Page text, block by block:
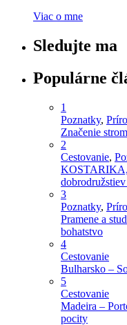
Viac o mne
Sledujte ma
Populárne
1
Poznatky,
Značenie
2
Cestovanie,
KOSTARIKA,
3
Poznatky,
Pramene a
bohatstvo
4
Cestovanie
Bulharsko –
5
Cestovanie
Madeira –
pocity